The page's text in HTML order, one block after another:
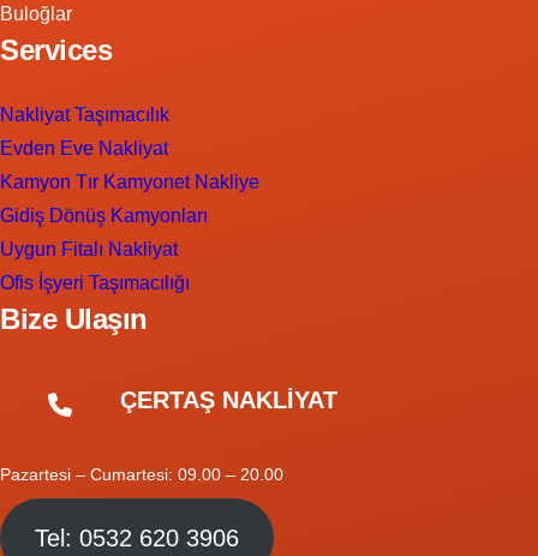
Buloğlar
Services
Nakliyat Taşımacılık
Evden Eve Nakliyat
Kamyon Tır Kamyonet Nakliye
Gidiş Dönüş Kamyonları
Uygun Fitalı Nakliyat
Ofis İşyeri Taşımacılığı
Bize Ulaşın
ÇERTAŞ NAKLİYAT
Pazartesi – Cumartesi: 09.00 – 20.00
Tel: 0532 620 3906